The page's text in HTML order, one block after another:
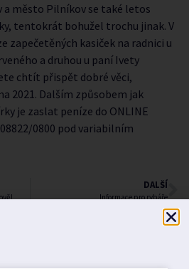
město Pilníkov se také letos
tentokrát bohužel trochu jinak. V
zapečetěných kasiček na radnici u
a druhou u paní Ivety
chtít přispět dobré věci,
2021. Dalším způsobem jak
je zaslat peníze do ONLINE
0800 pod variabilním
DALŠÍ
Informace pro rybáře